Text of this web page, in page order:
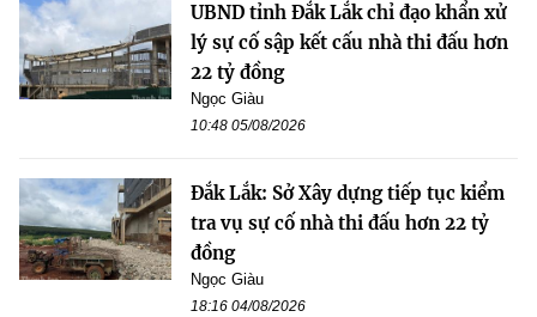
UBND tỉnh Đắk Lắk chỉ đạo khẩn xử
lý sự cố sập kết cấu nhà thi đấu hơn
22 tỷ đồng
Ngọc Giàu
10:48 05/08/2026
Đắk Lắk: Sở Xây dựng tiếp tục kiểm
tra vụ sự cố nhà thi đấu hơn 22 tỷ
đồng
Ngọc Giàu
18:16 04/08/2026